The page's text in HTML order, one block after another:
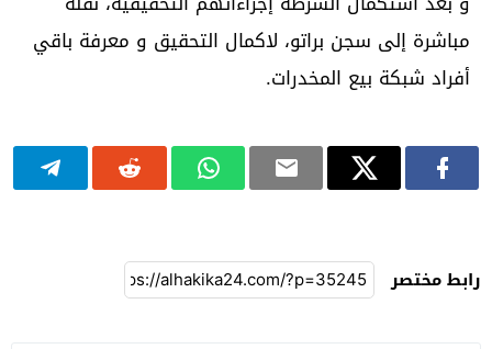
مباشرة إلى سجن براتو، لاكمال التحقيق و معرفة باقي
أفراد شبكة بيع المخدرات.
رابط مختصر